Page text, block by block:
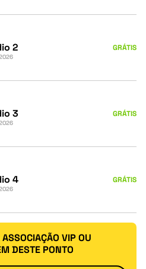
2 GRÁTIS
3 GRÁTIS
4 GRÁTIS
VIP OU
DESTE PONTO